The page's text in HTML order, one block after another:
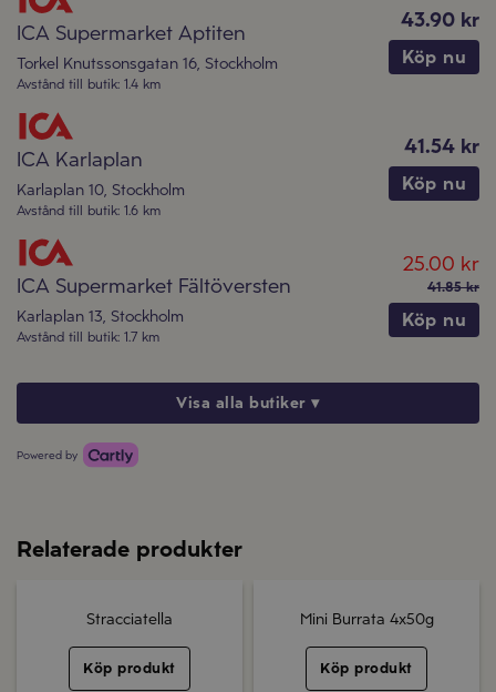
ICA Supermarket Aptiten
Torkel Knutssonsgatan 16, Stockholm
Avstånd till butik: 1.4 km
43.90 kr
Köp nu
ICA Karlaplan
Karlaplan 10, Stockholm
Avstånd till butik: 1.6 km
41.54 kr
Köp nu
ICA Supermarket Fältöversten
Karlaplan 13, Stockholm
Avstånd till butik: 1.7 km
25.00 kr
41.85 kr
Köp nu
Visa alla butiker ▾
Powered by
Relaterade produkter
Stracciatella
Köp produkt
Mini Burrata 4x50g
Köp produkt